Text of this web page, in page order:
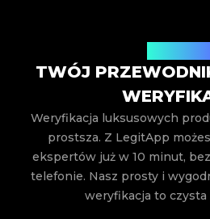
TWÓJ
Weryfikacja luksusowych
prostsza. Z LegitApp
ekspertów już w 10 minut,
telefonie. Nasz prosty i
weryfikacja to czysta